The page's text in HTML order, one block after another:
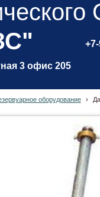
3 офис 205
оборудование ›